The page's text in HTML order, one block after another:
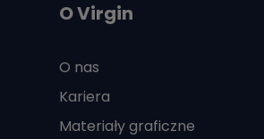
O Virgin
O nas
Kariera
Materiały graficzne